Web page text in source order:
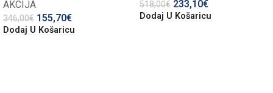
AKCIJA
346,00€ 155,70€
Dodaj U Košaricu
518,00€ 233,10€
Dodaj U Košaricu